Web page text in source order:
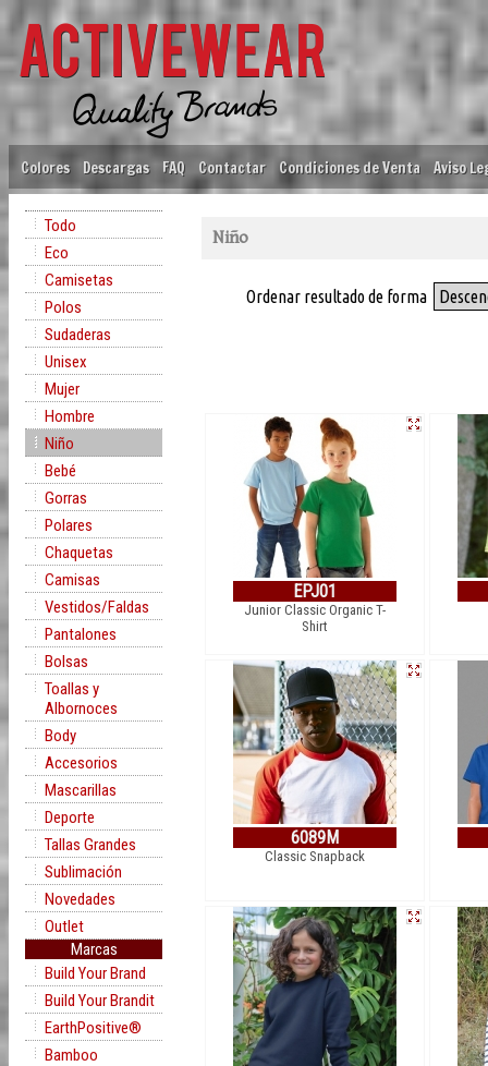
Colores Descargas FAQ Contactar Condiciones de Venta Aviso
Todo
Eco
Camisetas
Polos
Sudaderas
Unisex
Mujer
Hombre
Niño
Bebé
Gorras
Polares
Chaquetas
Camisas
Vestidos/Faldas
Pantalones
Bolsas
Toallas y
Albornoces
Body
Accesorios
Mascarillas
Deporte
Tallas Grandes
Sublimación
Novedades
Outlet
Marcas
Build Your Brand
Build Your Brandit
EarthPositive®
Bamboo
Niño
Ordenar resultado de forma
EPJ01
Junior Classic Organic T-
Shirt
6089M
Classic Snapback